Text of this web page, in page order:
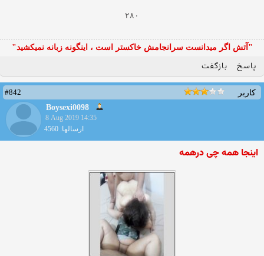
۲۸۰
"آتش اگر ميدانست سرانجامش خاكستر است ، اينگونه زبانه نميكشيد"
پاسخ بازگفت
کاربر
#842
Boysexi0098
8 Aug 2019 14:35
ارسالها: 4560
اینجا همه چی درهمه